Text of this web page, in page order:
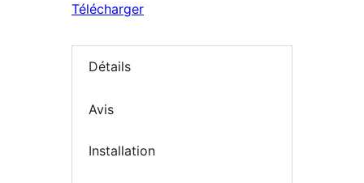
Télécharger
Détails
Avis
Installation